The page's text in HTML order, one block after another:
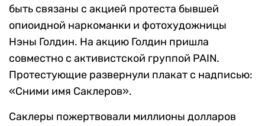
быть связаны с акцией протеста бывшей
опиоидной наркоманки и фотохудожницы
Нэны Голдин. На акцию Голдин пришла
совместно с активистской группой PAIN.
Протестующие развернули плакат с надписью:
«Сними имя Саклеров».
Саклеры пожертвовали миллионы долларов